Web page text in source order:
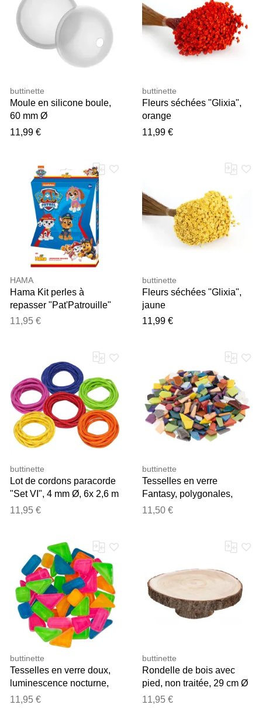
buttinette
Moule en silicone boule,
60 mm Ø
11,99 €
buttinette
Fleurs séchées "Glixia",
orange
11,99 €
HAMA
Hama Kit perles à
repasser "Pat'Patrouille"
11,95 €
buttinette
Fleurs séchées "Glixia",
jaune
11,99 €
buttinette
Lot de cordons paracorde
"Set VI", 4 mm Ø, 6x 2,6 m
11,95 €
buttinette
Tesselles en verre
Fantasy, polygonales,
multicolores, 10–20 mm,
11,50 €
buttinette
Tesselles en verre doux,
luminescence nocturne,
polygonal, 10–20 mm, 400
11,95 €
buttinette
Rondelle de bois avec
pied, non traitée, 29 cm Ø
11,95 €